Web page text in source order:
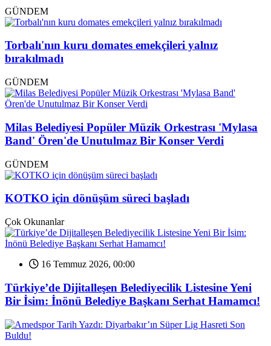
GÜNDEM
Torbalı'nın kuru domates emekçileri yalnız
bırakılmadı
GÜNDEM
Milas Belediyesi Popüler Müzik Orkestrası 'Mylasa
Band' Ören'de Unutulmaz Bir Konser Verdi
GÜNDEM
KOTKO için dönüşüm süreci başladı
Çok Okunanlar
16 Temmuz 2026, 00:00
Türkiye’de Dijitalleşen Belediyecilik Listesine Yeni
Bir İsim: İnönü Belediye Başkanı Serhat Hamamcı!